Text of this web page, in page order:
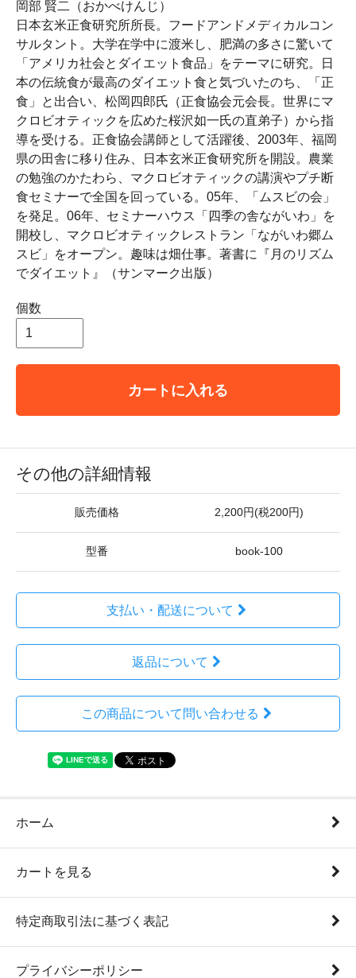
岡部 賢二（おかべけんじ）
日本玄米正食研究所所長。フードアンドメディカルコン
サルタント。大学在学中に渡米し、肥満の多さに驚いて
「アメリカ社会とダイエット食品」をテーマに研究。日
本の伝統食が最高のダイエット食と気づいたのち、「正
食」と出合い、松岡四郎氏（正食協会元会長。世界にマ
クロビオティックを広めた桜沢如一氏の直弟子）から指
導を受ける。正食協会講師として活躍後、2003年、福岡
県の田舎に移り住み、日本玄米正食研究所を開設。農業
の勉強のかたわら、マクロビオティックの講演やプチ断
食セミナーで全国を回っている。05年、「ムスビの会」
を発足。06年、セミナーハウス「四季の舎ながいわ」を
開校し、マクロビオティックレストラン「ながいわ郷ム
スビ」をオープン。趣味は畑仕事。著書に『月のリズム
でダイエット』（サンマーク出版）
個数
カートに入れる
その他の詳細情報
販売価格 2,200円(税200円)
型番 book-100
支払い・配送について
返品について
この商品について問い合わせる
ホーム
カートを見る
特定商取引法に基づく表記
プライバシーポリシー